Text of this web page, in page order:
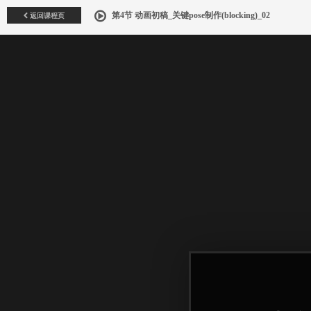
返回课程页 第4节 动画初稿_关键pose制作(blocking)_02